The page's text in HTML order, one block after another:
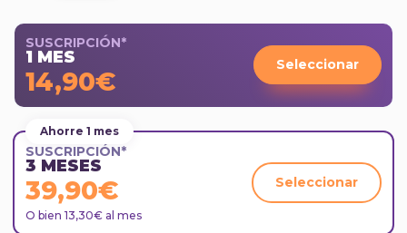
SUSCRIPCIÓN*
1 MES
14,90€
Seleccionar
Ahorre 1 mes
SUSCRIPCIÓN*
3 MESES
39,90€
O bien 13,30€ al mes
Seleccionar